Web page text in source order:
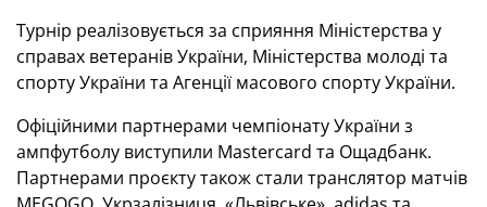
Турнір реалізовується за сприяння Міністерства у
справах ветеранів України, Міністерства молоді та
спорту України та Агенції масового спорту України.
Офіційними партнерами чемпіонату України з
ампфутболу виступили Mastercard та Ощадбанк.
Партнерами проєкту також стали транслятор матчів